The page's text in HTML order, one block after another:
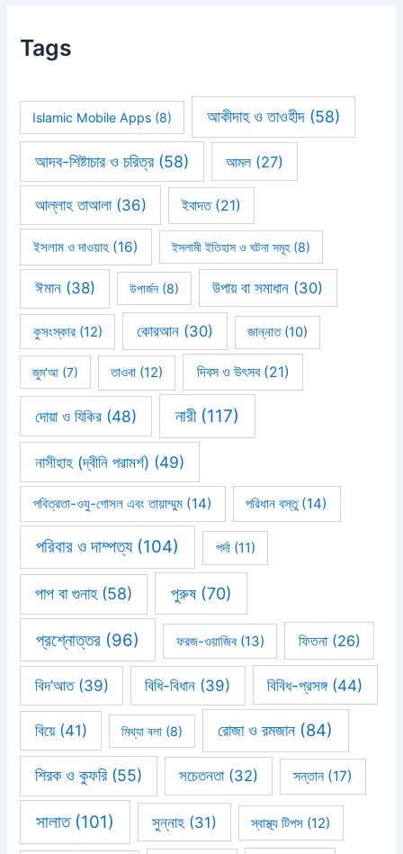
Tags
Islamic Mobile Apps (8) আকীদাহ ও তাওহীদ(58)
আদব-শিষ্টাচার ও চরিত্র(58) আমল(27)
আল্লাহ তাআলা(36) ইবাদত(21)
ইসলাম ও দাওয়াহ (16) ইসলামী ইতিহাস ও ঘটনা সমূহ(8)
ঈমান(38) উপার্জন(8) উপায় বা সমাধান (30)
কুসংস্কার(12) কোরআন (30) জান্নাত(10)
জুম'আ (7) তাওবা (12) দিবস ও উৎসব(21)
দোয়া ও যিকির (48) নারী(117)
নাসীহাহ (দ্বীনি পরামর্শ) (49)
পবিত্রতা-ওযু-গোসল এবং তায়াম্মুম (14) পরিধান বস্তু(14)
পরিবার ও দাম্পত্য(104) পর্দা(11)
পাপ বা গুনাহ(58) পুরুষ(70)
প্রশ্নোত্তর (96) ফরজ-ওয়াজিব(13) ফিতনা(26)
বিদ’আত(39) বিধি-বিধান (39) বিবিধ-প্রসঙ্গ(44)
বিয়ে(41) মিথ্যা বলা(8) রোজা ও রমজান (84)
শিরক ও কুফরি(55) সচেতনতা(32) সন্তান(17)
সালাত(101) সুন্নাহ (31) স্বাস্থ্য টিপস (12)